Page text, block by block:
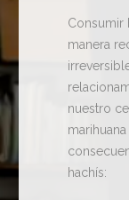
Consumir
manera
nuestro
hachís: